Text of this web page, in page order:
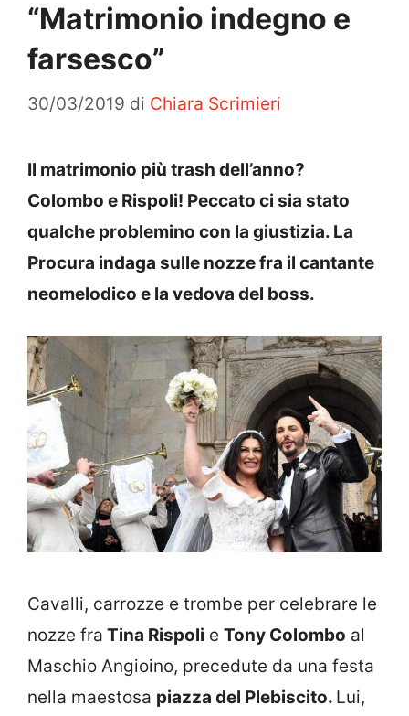
“Matrimonio indegno e
farsesco”
30/03/2019 di Chiara Scrimieri
Il matrimonio più trash dell’anno?
Colombo e Rispoli! Peccato ci sia stato
qualche problemino con la giustizia. La
Procura indaga sulle nozze fra il cantante
neomelodico e la vedova del boss.
Cavalli, carrozze e trombe per celebrare le
nozze fra Tina Rispoli e Tony Colombo al
Maschio Angioino, precedute da una festa
nella maestosa piazza del Plebiscito. Lui,